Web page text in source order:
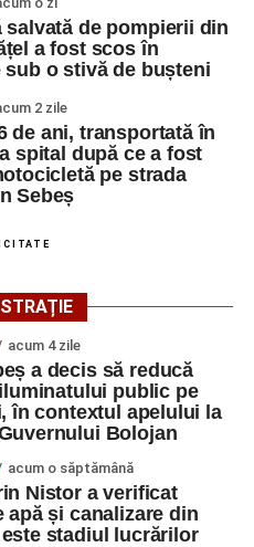
ani, din municipiul Sebeș,
pe direcția Șugag – Sebeș,
alt autoturism, condus
Sebeș – Șugag, de
orașul Petrila, județul
auto, precum și
leziuni corporale.
transportate la Spitalul
Iulia pentru acordarea
putut fi testați cu aparatul
le-au fost prelevate mostre
alcoolemiei.
salvată de pompierii din
a fost scos în
sub o stivă de bușteni
2 zile
de ani, transportată în
spital după ce a fost
pe strada
Sebeș
acum 4 zile
a decis să reducă
public pe
în contextul apelului la
Bolojan
acum o săptămână
Nistor a verificat
apă și canalizare din
este stadiul lucrărilor